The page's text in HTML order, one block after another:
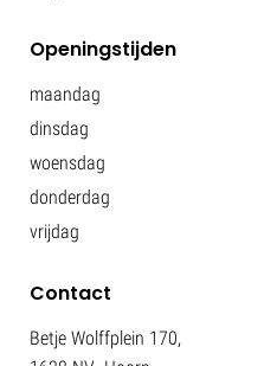
Openingstijden
maandag
dinsdag
woensdag
donderdag
vrijdag
Contact
Betje Wolffplein 170,